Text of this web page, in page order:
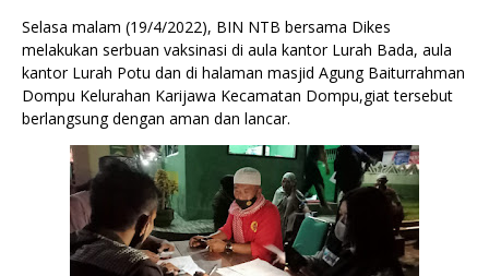
Selasa malam (19/4/2022), BIN NTB bersama Dikes
melakukan serbuan vaksinasi di aula kantor Lurah Bada, aula
kantor Lurah Potu dan di halaman masjid Agung Baiturrahman
Dompu Kelurahan Karijawa Kecamatan Dompu,giat tersebut
berlangsung dengan aman dan lancar.